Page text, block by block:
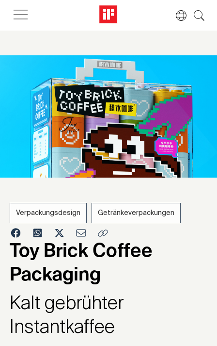
2024
Verpackungsdesign Getränkeverpackungen
Toy Brick Coffee
Packaging
Kalt gebrühter
Instantkaffee